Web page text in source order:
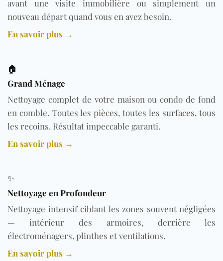
avant une visite immobilière ou simplement un
nouveau départ quand vous en avez besoin.
En savoir plus →
🏠
Grand Ménage
Nettoyage complet de votre maison ou condo de fond
en comble. Toutes les pièces, toutes les surfaces, tous
les recoins. Résultat impeccable garanti.
En savoir plus →
✨
Nettoyage en Profondeur
Nettoyage intensif ciblant les zones souvent négligées
— intérieur des armoires, derrière les
électroménagers, plinthes et ventilations.
En savoir plus →